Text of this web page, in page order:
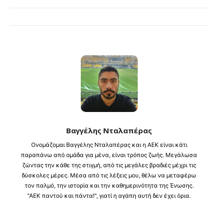
Βαγγέλης Νταλαπέρας
Ονομάζομαι Βαγγέλης Νταλαπέρας και η ΑΕΚ είναι κάτι
παραπάνω από ομάδα για μένα, είναι τρόπος ζωής. Μεγάλωσα
ζώντας την κάθε της στιγμή, από τις μεγάλες βραδιές μέχρι τις
δύσκολες μέρες. Μέσα από τις λέξεις μου, θέλω να μεταφέρω
τον παλμό, την ιστορία και την καθημερινότητα της Ένωσης.
"ΑΕΚ παντού και πάντα!", γιατί η αγάπη αυτή δεν έχει όρια.